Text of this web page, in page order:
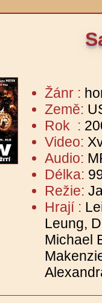
Žánr :
Země:
Rok :
Video:
Audio:
Délka:
Režie:
Hrají :
Leung,
Michael